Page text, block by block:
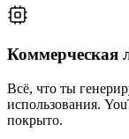
Коммерческая
Всё, что ты
использования.
покрыто.